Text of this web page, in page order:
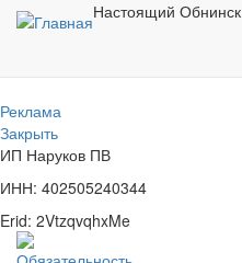
Перейти
содержанию
Настоящий Обнинск
Реклама
Закрыть
ИП Наруков ПВ
ИНН: 402505240344
Erid: 2VtzqvqhxMe